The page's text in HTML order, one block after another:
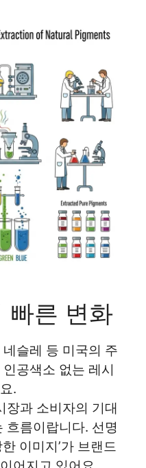
빠른 변화
슬레 등 미국의 주
공색소 없는 레시
.
장과 소비자의 기대
흐름이랍니다. 선명
이미지’가 브랜드